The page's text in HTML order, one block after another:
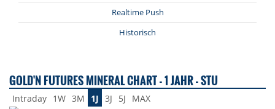
Realtime Push
Historisch
GOLD'N FUTURES MINERAL CHART - 1 JAHR - STU
Intraday 1W 3M 1J 3J 5J MAX